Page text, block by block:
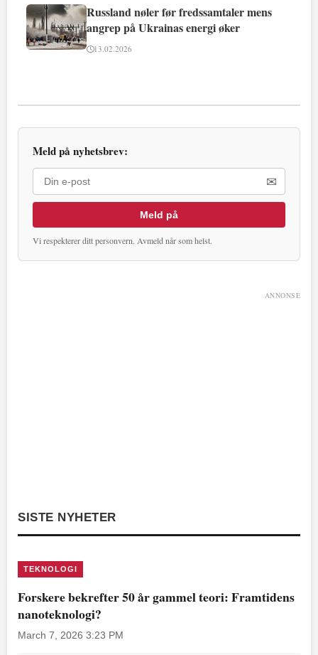
Russland nøler før fredssamtaler mens
angrep på Ukrainas energi øker
13.02.2026
Meld på nyhetsbrev:
✉
Meld på
Vi respekterer ditt personvern. Avmeld når som helst.
ANNONSE
SISTE NYHETER
TEKNOLOGI
Forskere bekrefter 50 år gammel teori: Framtidens
nanoteknologi?
March 7, 2026 3:23 PM